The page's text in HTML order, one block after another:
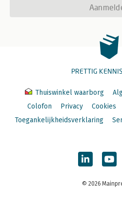
PRETTIG
Thuiswinkel waarborg
Colofon
Privacy Cookies
Toegankelijkheidsverklaring
© 2026